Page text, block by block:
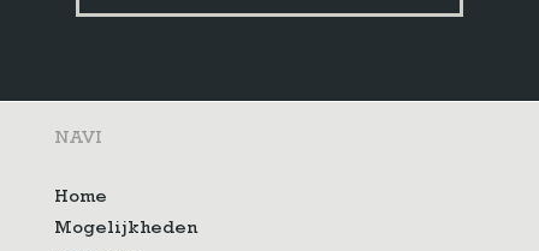
NAVI
Home
Mogelijkheden